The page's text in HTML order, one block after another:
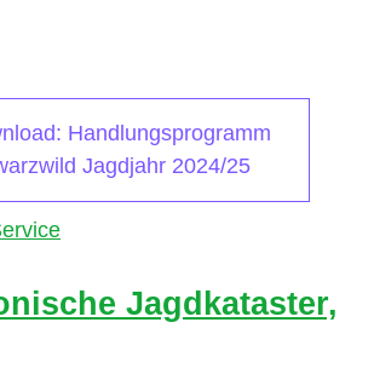
Handlungsprogramm
Jagdjahr 2024/25
Jagdkataster,